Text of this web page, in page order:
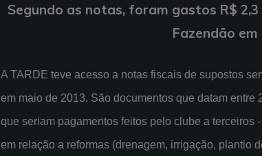
Segundo as notas, foram gastos R$
Fazendão em
A TARDE teve acesso a notas fiscais de supostos
em maio de 2013. São documentos que datam entre
que seriam pagamentos feitos pelo clube a terceiros
em relação a reformas (drenagem, irrigação, plantio